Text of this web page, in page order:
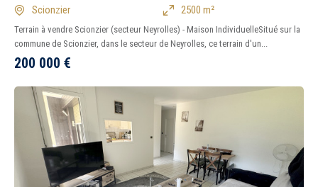
Scionzier 2500 m²
Terrain à vendre Scionzier (secteur Neyrolles) - Maison IndividuelleSitué sur la
commune de Scionzier, dans le secteur de Neyrolles, ce terrain d'un...
200 000 €